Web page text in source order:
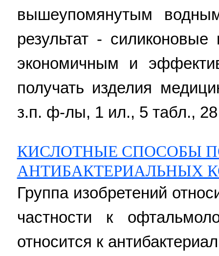
вышеупомянутым
результат - силиконовые
экономичным и
получать изделия
з.п. ф-лы, 1 ил., 5 табл.,
КИСЛОТНЫЕ СПОСОБЫ
АНТИБАКТЕРИАЛЬНЫХ
Группа изобретений
частности к
относится к